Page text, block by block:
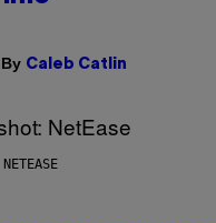
By Caleb Catlin